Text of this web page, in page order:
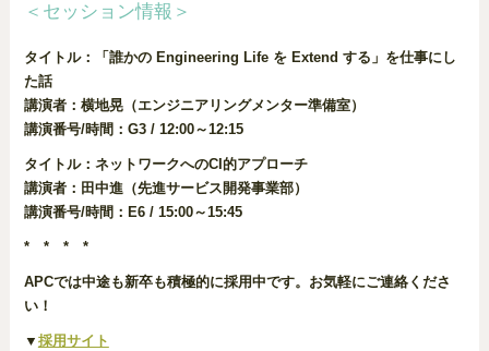
＜セッション情報＞
タイトル：「誰かの Engineering Life を Extend する」を仕事にし
た話
講演者：横地晃（エンジニアリングメンター準備室）
講演番号/時間：G3 / 12:00～12:15
タイトル：ネットワークへのCI的アプローチ
講演者：田中進（先進サービス開発事業部）
講演番号/時間：E6 / 15:00～15:45
* * * *
APCでは中途も新卒も積極的に採用中です。お気軽にご連絡くださ
い！
▼ 採用サイト